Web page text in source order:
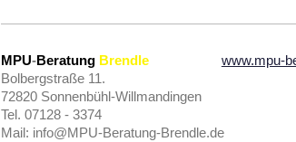
MPU-Beratung Brendle
www.mpu-
Bolbergstraße 11.
72820 Sonnenbühl-Willmandingen
Tel. 07128 - 3374
Mail: info@MPU-Beratung-Brendle.de